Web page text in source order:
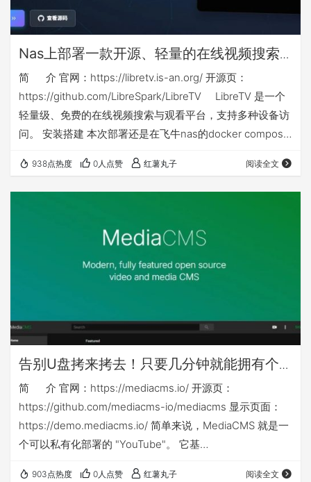
Nas上部署一款开源、轻量的在线视频搜索
与观看docker应用：libretv
简 介 官网：https://libretv.is-an.org/ 开源页：
https://github.com/LibreSpark/LibreTV LibreTV 是一个
轻量级、免费的在线视频搜索与观看平台，支持多种设备访
问。 安装搭建 本次部署还是在飞牛nas的docker compose
其他nas可能还需对应修改nas侧映射目录或手动建立nas侧
目录 本篇相关yml等文件下载链接： ht…
938点热度 0人点赞 红薯丸子 阅读全文
告别U盘拷来拷去！只要几分钟就能拥有个
人或企业专属「影音库」：mediacms
简 介 官网：https://mediacms.io/ 开源页：
https://github.com/mediacms-io/mediacms 显示页面：
https://demo.mediacms.io/ 简单来说，MediaCMS 就是一
个可以私有化部署的 "YouTube"。 它基
903点热度 0人点赞 红薯丸子 阅读全文